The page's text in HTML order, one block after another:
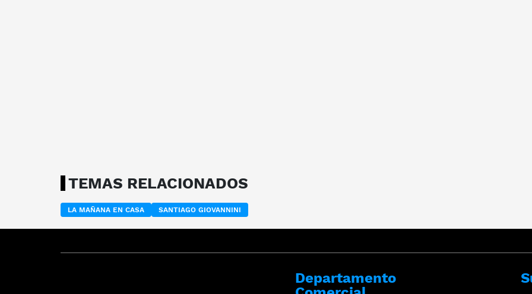
TEMAS RELACIONADOS
LA MAÑANA EN CASA SANTIAGO GIOVANNINI
Departamento